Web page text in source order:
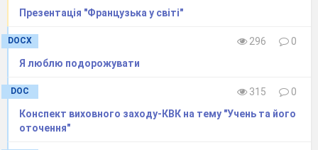
Презентація "Французька у світі"
DOCX 296
0
Я люблю подорожувати
DOC 315
0
Конспект виховного заходу-КВК на тему "Учень та його
оточення"